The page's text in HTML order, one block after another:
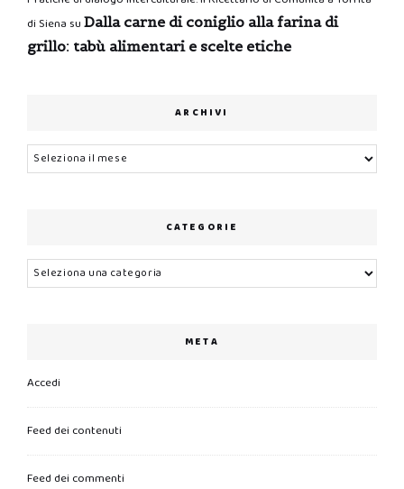
di Siena su Dalla carne di coniglio alla farina di
grillo: tabù alimentari e scelte etiche
ARCHIVI
Archivi
CATEGORIE
Categorie
META
Accedi
Feed dei contenuti
Feed dei commenti